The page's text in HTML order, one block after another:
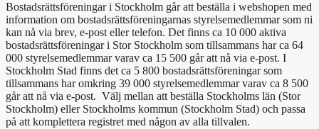
Bostadsrättsföreningar i Stockholm går att beställa i webshopen med
information om bostadsrättsföreningarnas styrelsemedlemmar som ni
kan nå via brev, e-post eller telefon. Det finns ca 10 000 aktiva
bostadsrättsföreningar i Stor Stockholm som tillsammans har ca 64
000 styrelsemedlemmar varav ca 15 500 går att nå via e-post. I
Stockholm Stad finns det ca 5 800 bostadsrättsföreningar som
tillsammans har omkring 39 000 styrelsemedlemmar varav ca 8 500
går att nå via e-post. Välj mellan att beställa Stockholms län (Stor
Stockholm) eller Stockholms kommun (Stockholm Stad) och passa
på att komplettera registret med någon av alla tillvalen.